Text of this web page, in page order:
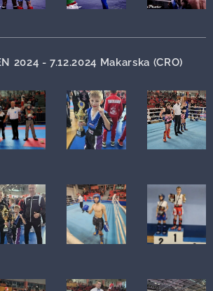
2024 - 7.12.2024 Makarska (CRO)